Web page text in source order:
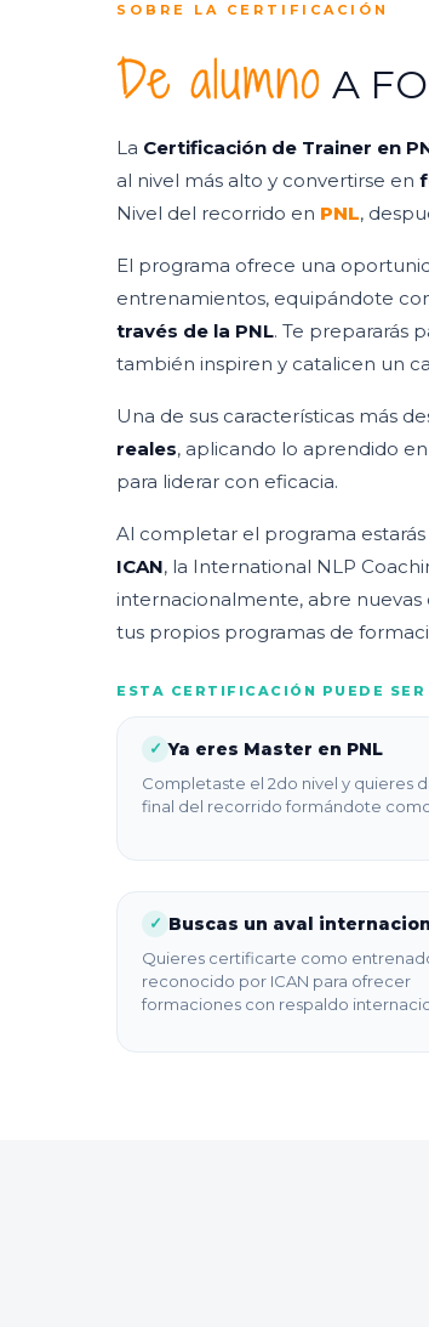
SOBRE LA CERTIFICACIÓN
De alumno A
La Certificación de Trainer en
al nivel más alto y convertirse en
Nivel del recorrido en PNL,
El programa ofrece una
entrenamientos, equipándote
través de la PNL. Te prepararás
también inspiren y catalicen un
Una de sus características más
reales, aplicando lo aprendido
para liderar con eficacia.
Al completar el programa
ICAN, la International NLP
internacionalmente, abre
tus propios programas de
ESTA CERTIFICACIÓN PUEDE
✓ Ya eres Master en PNL
Completaste el 2do nivel y quieres
final del recorrido formándote como
✓ Buscas un aval
Quieres certificarte como
reconocido por ICAN para ofrecer
formaciones con respaldo